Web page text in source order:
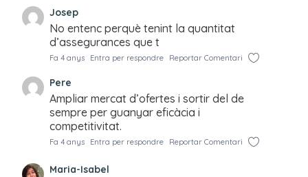
Josep
No entenc perquè tenint la quantitat
d’assegurances que t
Fa 4 anys Entra per respondre Reportar Comentari
Pere
Ampliar mercat d’ofertes i sortir del de
sempre per guanyar eficàcia i
competitivitat.
Fa 4 anys Entra per respondre Reportar Comentari
Maria-Isabel